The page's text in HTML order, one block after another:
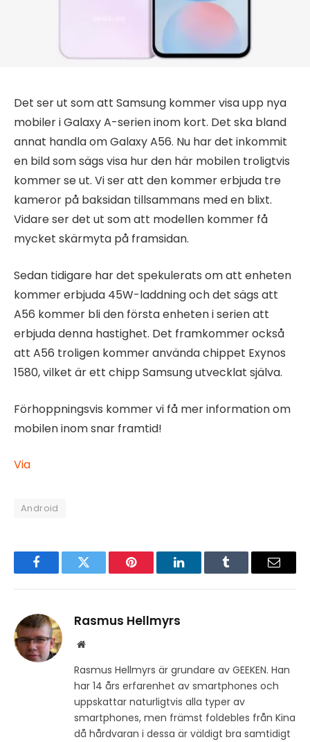
Det ser ut som att Samsung kommer visa upp nya
mobiler i Galaxy A-serien inom kort. Det ska bland
annat handla om Galaxy A56. Nu har det inkommit
en bild som sägs visa hur den här mobilen troligtvis
kommer se ut. Vi ser att den kommer erbjuda tre
kameror på baksidan tillsammans med en blixt.
Vidare ser det ut som att modellen kommer få
mycket skärmyta på framsidan.
Sedan tidigare har det spekulerats om att enheten
kommer erbjuda 45W-laddning och det sägs att
A56 kommer bli den första enheten i serien att
erbjuda denna hastighet. Det framkommer också
att A56 troligen kommer använda chippet Exynos
1580, vilket är ett chipp Samsung utvecklat själva.
Förhoppningsvis kommer vi få mer information om
mobilen inom snar framtid!
Via
Android
FacebookTwitter Pinterest LinkedInTumblr Email
Rasmus Hellmyrs
Website
Rasmus Hellmyrs är grundare av GEEKEN. Han
har 14 års erfarenhet av smartphones och
uppskattar naturligtvis alla typer av
smartphones, men främst foldebles från Kina
då hårdvaran i dessa är väldigt bra samtidigt